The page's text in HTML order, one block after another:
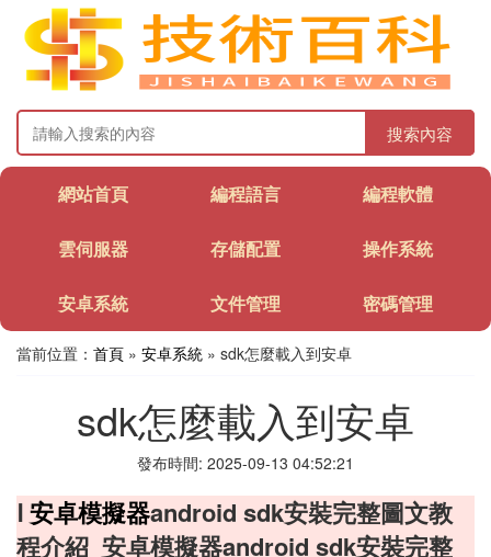
搜索內容
網站首頁 編程語言 編程軟體
雲伺服器 存儲配置 操作系統
安卓系統 文件管理 密碼管理
當前位置： 首頁 » 安卓系統 » sdk怎麼載入到安卓
sdk怎麼載入到安卓
發布時間: 2025-09-13 04:52:21
Ⅰ安卓模擬器android sdk安裝完整圖文教
程介紹_安卓模擬器android sdk安裝完整